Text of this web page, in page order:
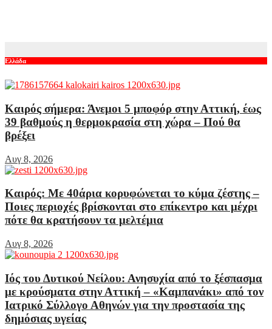
Ελλάδα
Καιρός σήμερα: Άνεμοι 5 μποφόρ στην Αττική, έως
39 βαθμούς η θερμοκρασία στη χώρα – Πού θα
βρέξει
Αυγ 8, 2026
Καιρός: Με 40άρια κορυφώνεται το κύμα ζέστης –
Ποιες περιοχές βρίσκονται στο επίκεντρο και μέχρι
πότε θα κρατήσουν τα μελτέμια
Αυγ 8, 2026
Ιός του Δυτικού Νείλου: Ανησυχία από το ξέσπασμα
με κρούσματα στην Αττική – «Καμπανάκι» από τον
Ιατρικό Σύλλογο Αθηνών για την προστασία της
δημόσιας υγείας